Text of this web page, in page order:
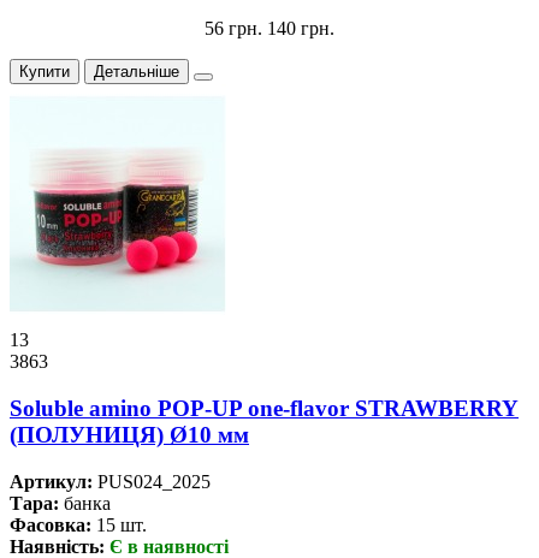
56 грн. 140 грн.
Купити Детальніше
13
3863
Soluble amino POP-UP one-flavor STRAWBERRY
(ПОЛУНИЦЯ) Ø10 мм
Артикул: PUS024_2025
Тара: банка
Фасовка: 15 шт.
Наявність: Є в наявності